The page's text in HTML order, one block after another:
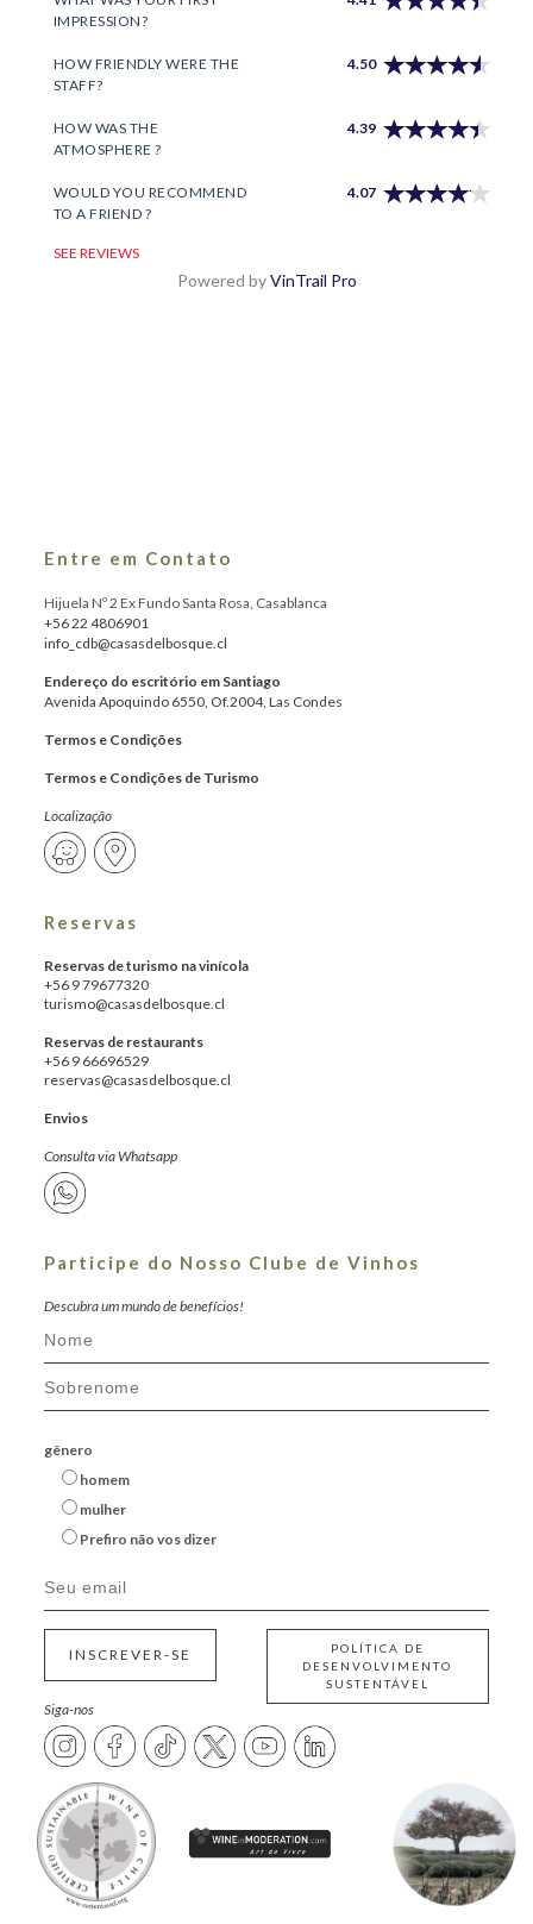
Entre em Contato
Hijuela Nº 2 Ex Fundo Santa Rosa, Casablanca
+56 22 4806901
info_cdb@casasdelbosque.cl
Endereço do escritório em Santiago
Avenida Apoquindo 6550, Of.2004, Las Condes
Termos e Condições
Termos e Condições de Turismo
Localização
Reservas
Reservas de turismo na vinícola
+56 9 79677320
turismo@casasdelbosque.cl
Reservas de restaurants
+56 9 66696529
reservas@casasdelbosque.cl
Envios
Consulta via Whatsapp
Participe do Nosso Clube de Vinhos
Descubra um mundo de benefícios!
gênero
homem
mulher
Prefiro não vos dizer
INSCREVER-SE
POLÍTICA DE
DESENVOLVIMENTO
SUSTENTÁVEL
Siga-nos